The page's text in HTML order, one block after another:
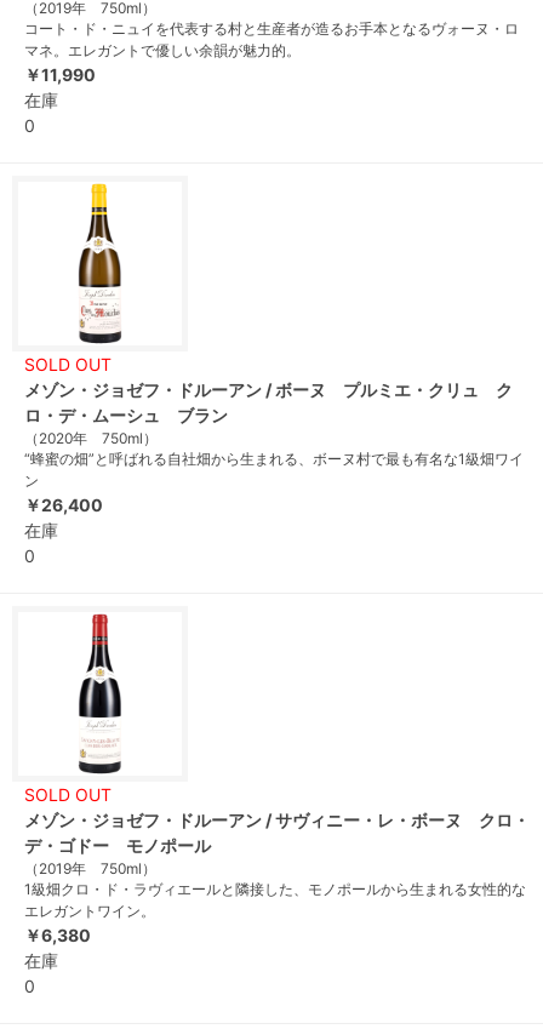
（2019年 750ml）
コート・ド・ニュイを代表する村と生産者が造るお手本となるヴォーヌ・ロ
マネ。エレガントで優しい余韻が魅力的。
￥11,990
在庫
0
SOLD OUT
メゾン・ジョゼフ・ドルーアン / ボーヌ プルミエ・クリュ ク
ロ・デ・ムーシュ ブラン
（2020年 750ml）
“蜂蜜の畑”と呼ばれる自社畑から生まれる、ボーヌ村で最も有名な1級畑ワイ
ン
￥26,400
在庫
0
SOLD OUT
メゾン・ジョゼフ・ドルーアン / サヴィニー・レ・ボーヌ クロ・
デ・ゴドー モノポール
（2019年 750ml）
1級畑クロ・ド・ラヴィエールと隣接した、モノポールから生まれる女性的な
エレガントワイン。
￥6,380
在庫
0